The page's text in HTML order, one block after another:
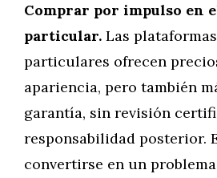
Comprar por impulso en
particular. Las
particulares ofrecen
apariencia, pero también
garantía, sin revisión
responsabilidad posterior.
convertirse en un